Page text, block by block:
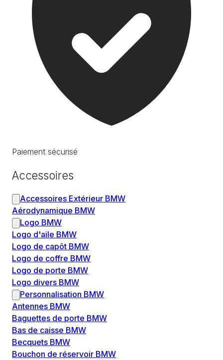
Paiement sécurisé
Accessoires
Accessoires Extérieur BMW
Aérodynamique BMW
Logo BMW
Logo d'aile BMW
Logo de capôt BMW
Logo de coffre BMW
Logo de porte BMW
Logo divers BMW
Personnalisation BMW
Antennes BMW
Baguettes de porte BMW
Bas de caisse BMW
Becquets BMW
Bouchon de réservoir BMW